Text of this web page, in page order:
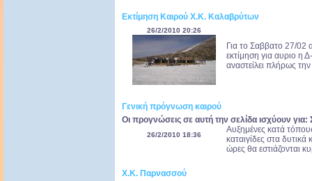
Εκτίμηση Καιρού Χ.Κ. Καλαβρύτων
26/2/2010 20:26
Για το Σαββατο 27/02
εκτίμηση για αυριο η
αναστείλει πλήρως
Γενική πρόγνωση καιρού
Οι προγνώσεις σε αυτή την σελίδα ισχύουν
26/2/2010 18:36
Αυξημένες κατά
καταιγίδες στα
ώρες θα εστιάζονται
Χ.Κ. Παρνασσού